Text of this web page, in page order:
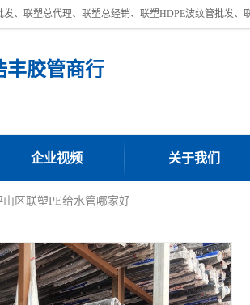
丰胶管商行
企业视频 关于我们
山区联塑PE给水管哪家好